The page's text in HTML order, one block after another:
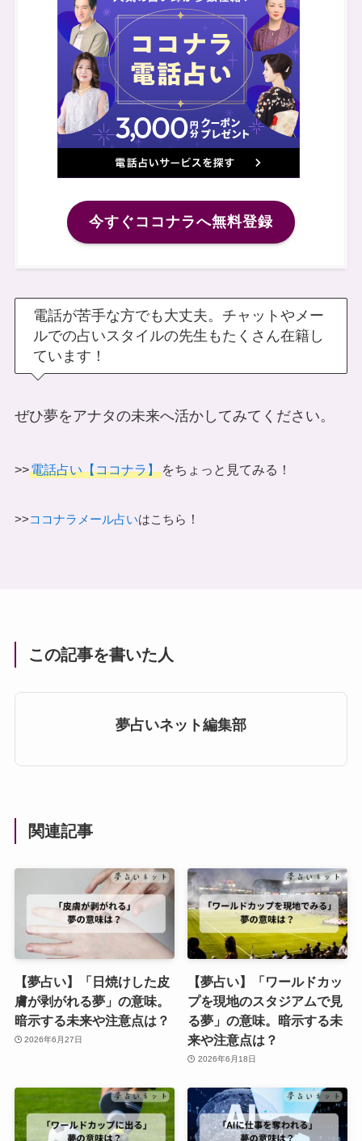
今すぐココナラへ無料登録
電話が苦手な方でも大丈夫。チャットやメー
ルでの占いスタイルの先生もたくさん在籍し
ています！
ぜひ夢をアナタの未来へ活かしてみてください。
>>電話占い【ココナラ】をちょっと見てみる！
>>ココナラメール占いはこちら ！
この記事を書いた人
夢占いネット編集部
関連記事
【夢占い】「日焼けした皮
膚が剥がれる夢」の意味。
暗示する未来や注意点は？
2026年6月27日
【夢占い】「ワールドカッ
プを現地のスタジアムで見
る夢」の意味。暗示する未
来や注意点は？
2026年6月18日